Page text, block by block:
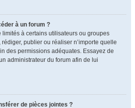
à un forum ?
limités à certains utilisateurs ou groupes
rédiger, publier ou réaliser n’importe quelle
des permissions adéquates. Essayez de
administrateur du forum afin de lui
de pièces jointes ?